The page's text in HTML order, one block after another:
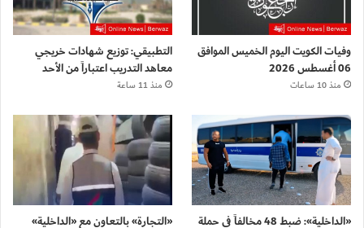
وفيات الكويت اليوم الخميس الموافق
06 أغسطس 2026
منذ 10 ساعات
التطبيقي: توزيع شهادات خريجي
معاهد التدريب اعتباراً من الأحد
منذ 11 ساعة
«الداخلية»: ضبط 48 مخالفاً في حملة
«التجارة» بالتعاون مع «الداخلية»